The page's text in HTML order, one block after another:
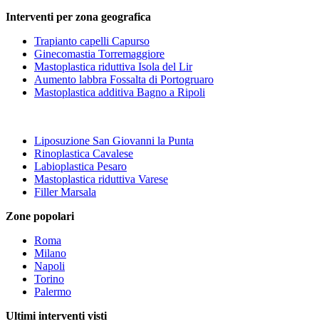
Interventi per zona geografica
Trapianto capelli Capurso
Ginecomastia Torremaggiore
Mastoplastica riduttiva Isola del Lir
Aumento labbra Fossalta di Portogruaro
Mastoplastica additiva Bagno a Ripoli
Liposuzione San Giovanni la Punta
Rinoplastica Cavalese
Labioplastica Pesaro
Mastoplastica riduttiva Varese
Filler Marsala
Zone popolari
Roma
Milano
Napoli
Torino
Palermo
Ultimi interventi visti